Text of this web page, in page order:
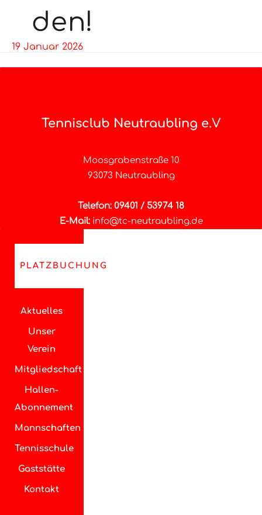
den!
19 Januar 2026
Tennisclub Neutraubling e.V
Moosgrabenstraße 10
93073 Neutraubling
Telefon: 09401 / 53974 18
E-Mail: info@tc-neutraubling.de
PLATZBUCHUNG
Aktuelles
Unser
Verein
Mitgliedschaft
Hallen-
Abonnement
Mannschaften
Tennisschule
Gaststätte
Kontakt